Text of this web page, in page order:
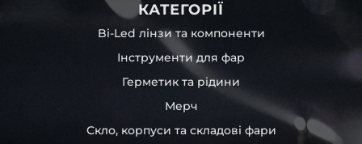
КАТЕГОРІЇ
Bi-Led лінзи та компоненти
Інструменти для фар
Герметик та рідини
Мерч
Скло, корпуси та складові фари